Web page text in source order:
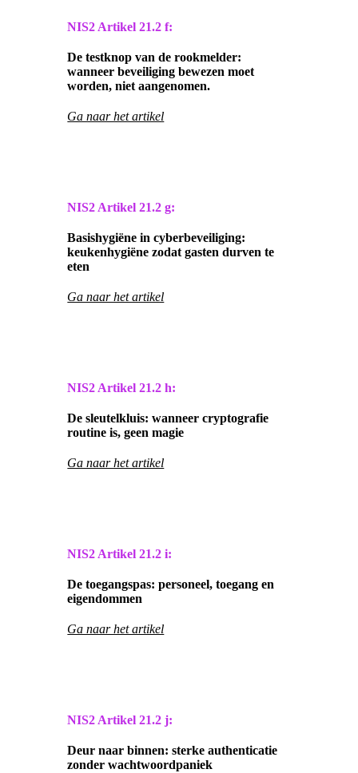
NIS2 Artikel21.2 f:
De testknop van de rookmelder:
wanneer beveiliging bewezen moet
worden, niet aangenomen.
Ga naar het artikel
NIS2 Artikel21.2 g:
Basishygiëne in cyberbeveiliging:
keukenhygiëne zodat gasten durven te
eten
Ga naar het artikel
NIS2 Artikel21.2 h:
De sleutelkluis: wanneer cryptografie
routine is, geen magie
Ga naar het artikel
NIS2 Artikel21.2 i:
De toegangspas: personeel, toegang en
eigendommen
Ga naar het artikel
NIS2 Artikel21.2 j:
Deur naar binnen: sterke authenticatie
zonder wachtwoordpaniek